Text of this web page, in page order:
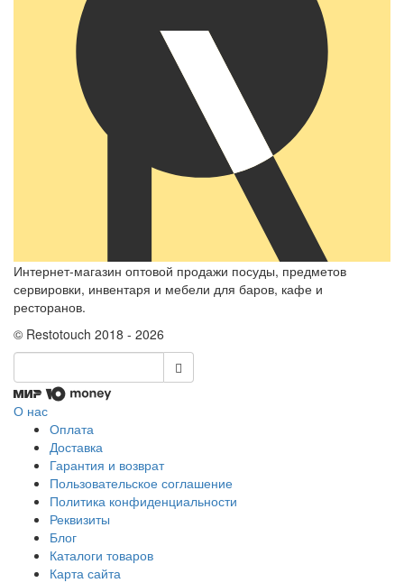
Интернет-магазин оптовой продажи посуды, предметов
сервировки, инвентаря и мебели для баров, кафе и
ресторанов.
© Restotouch 2018 - 2026
О нас
Оплата
Доставка
Гарантия и возврат
Пользовательское соглашение
Политика конфиденциальности
Реквизиты
Блог
Каталоги товаров
Карта сайта